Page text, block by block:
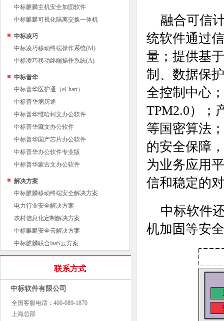
中标麒麟主机安全加固软件
中标麒麟可视化隔离交换一体机
中标凌巧
中标凌巧移动终端操作系统(M)
中标凌巧移动终端操作系统(A)
中标普华
中标普华医护通（eChart）
中标普华病历通
中标普华维哈柯文办公软件
中标普华藏文办公软件
中标普华国产芯片办公软件
中标普华办公软件专业版
中标普华蒙古文办公软件
解决方案
中标麒麟移动终端安全解决方案
电力行业安全解决方案
农村信息化定制解决方案
中标麒麟安全云解决方案
中标麒麟联合IaaS云方案
联系方式
中标软件有限公司
全国客服电话：400-089-1870
上海总部
融合可信
统软件通过
量；提供基
制、数据保
全控制中心
TPM2.0）；
等国密算法
的安全保障
为业务应用
信和稳定的
中标软件
机加固等安